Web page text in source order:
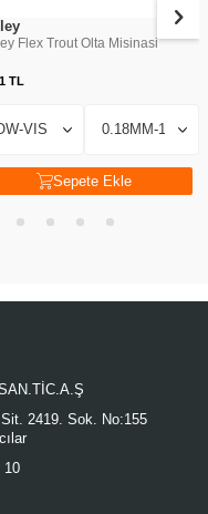
Flex Trout Olta Misinasi
TL
Sepete Ekle
2419. Sok. No:155
10